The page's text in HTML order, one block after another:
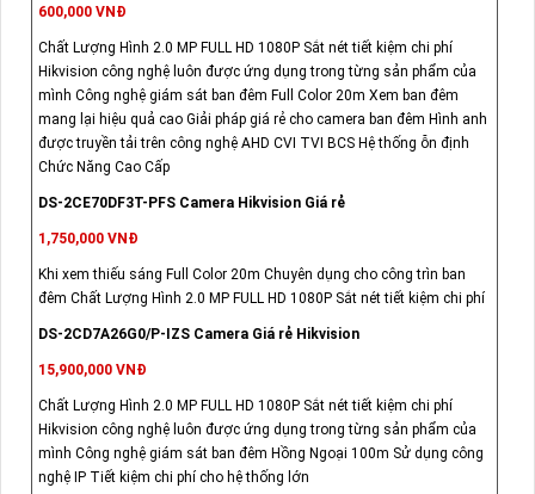
600,000 VNĐ
Chất Lượng Hình 2.0 MP FULL HD 1080P Sắt nét tiết kiệm chi phí
Hikvision công nghệ luôn được ứng dụng trong từng sản phẩm của
mình Công nghệ giám sát ban đêm Full Color 20m Xem ban đêm
mang lại hiệu quả cao Giải pháp giá rẻ cho camera ban đêm Hình anh
được truyền tải trên công nghệ AHD CVI TVI BCS Hệ thống ỗn định
Chức Năng Cao Cấp
DS-2CE70DF3T-PFS Camera Hikvision Giá rẻ
1,750,000 VNĐ
Khi xem thiếu sáng Full Color 20m Chuyên dụng cho công trìn ban
đêm Chất Lượng Hình 2.0 MP FULL HD 1080P Sắt nét tiết kiệm chi phí
DS-2CD7A26G0/P-IZS Camera Giá rẻ Hikvision
15,900,000 VNĐ
Chất Lượng Hình 2.0 MP FULL HD 1080P Sắt nét tiết kiệm chi phí
Hikvision công nghệ luôn được ứng dụng trong từng sản phẩm của
mình Công nghệ giám sát ban đêm Hồng Ngoại 100m Sử dụng công
nghệ IP Tiết kiệm chi phí cho hệ thống lớn